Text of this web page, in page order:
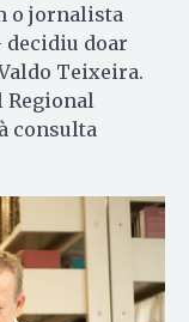
o jornalista
decidiu doar
Teixeira.
Regional
consulta